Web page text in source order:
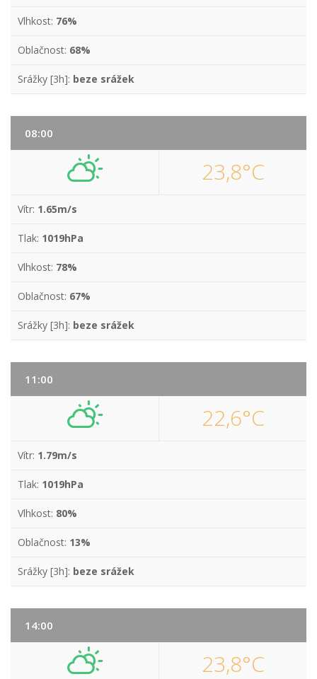
Vlhkost: 76%
Oblačnost: 68%
Srážky [3h]: beze srážek
08:00
23,8°C
Vítr: 1.65m/s
Tlak: 1019hPa
Vlhkost: 78%
Oblačnost: 67%
Srážky [3h]: beze srážek
11:00
22,6°C
Vítr: 1.79m/s
Tlak: 1019hPa
Vlhkost: 80%
Oblačnost: 13%
Srážky [3h]: beze srážek
14:00
23,8°C